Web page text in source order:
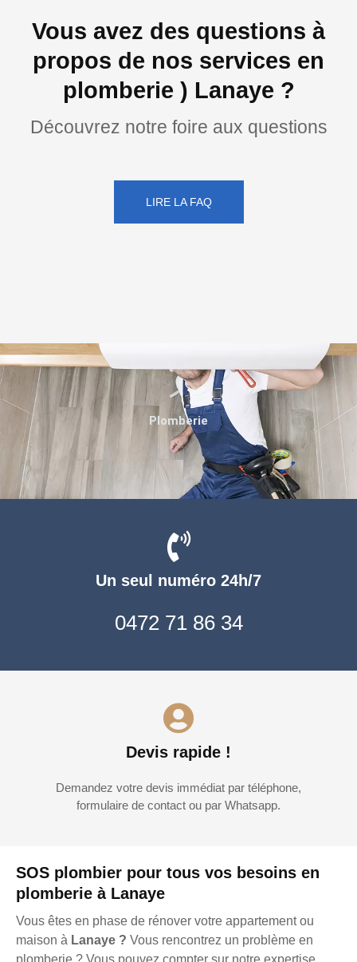
Vous avez des questions à
propos de nos services en
plomberie ) Lanaye ?
Découvrez notre foire aux questions
LIRE LA FAQ
SOS plombier pour tous vos besoins en
plomberie à Lanaye
Vous êtes en phase de rénover votre appartement ou
maison à Lanaye ? Vous rencontrez un problème en
Un seul numéro 24h/7
0472 71 86 34
Devis rapide !
Demandez votre devis immédiat par téléphone,
formulaire de contact ou par Whatsapp.
Plomberie